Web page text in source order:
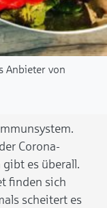
Anbieter von
Corona-
gibt es überall.
finden sich
scheitert es